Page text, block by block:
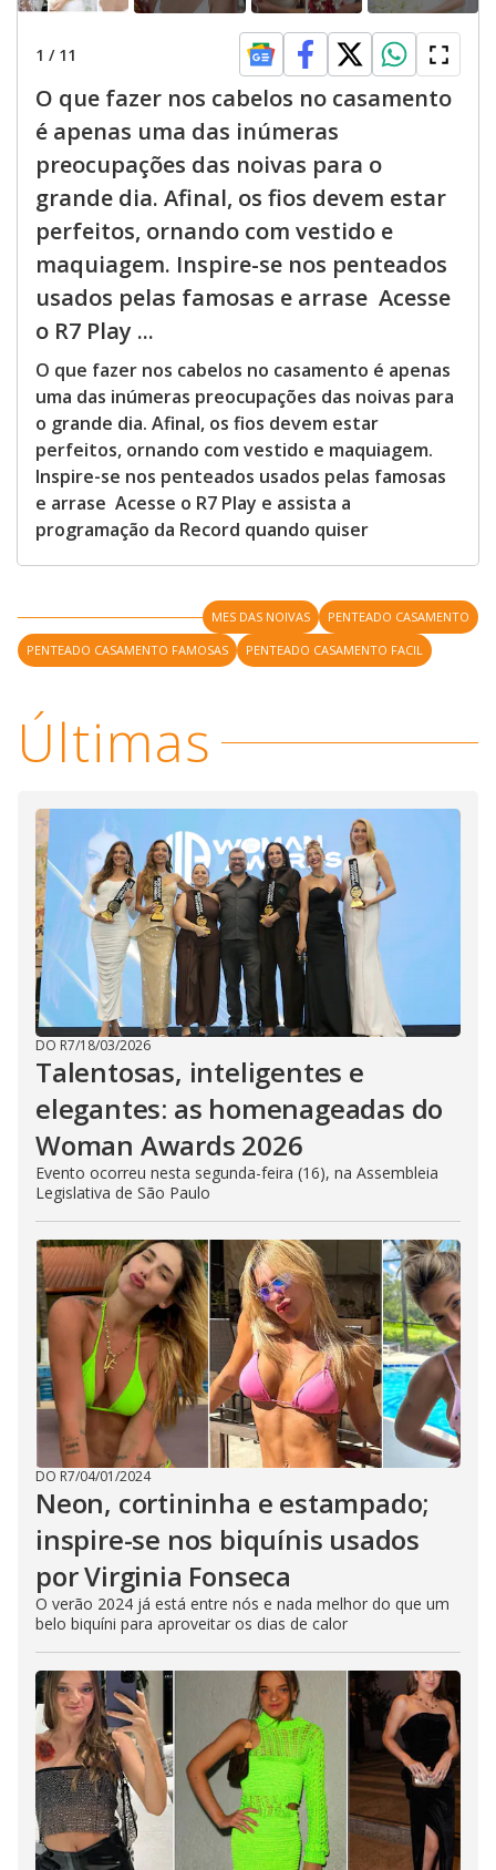
1 / 11
O que fazer nos cabelos no casamento
é apenas uma das inúmeras
preocupações das noivas para o
grande dia. Afinal, os fios devem estar
perfeitos, ornando com vestido e
maquiagem. Inspire-se nos penteados
usados pelas famosas e arrase Acesse
o R7 Play ...
O que fazer nos cabelos no casamento é apenas
uma das inúmeras preocupações das noivas para
o grande dia. Afinal, os fios devem estar
perfeitos, ornando com vestido e maquiagem.
Inspire-se nos penteados usados pelas famosas
e arrase Acesse o R7 Play e assista a
programação da Record quando quiser
MES DAS NOIVAS
PENTEADO CASAMENTO
PENTEADO CASAMENTO FAMOSAS
PENTEADO CASAMENTO FACIL
Últimas
DO R7/18/03/2026
Talentosas, inteligentes e
elegantes: as homenageadas do
Woman Awards 2026
Evento ocorreu nesta segunda-feira (16), na Assembleia
Legislativa de São Paulo
DO R7/04/01/2024
Neon, cortininha e estampado;
inspire-se nos biquínis usados
por Virginia Fonseca
O verão 2024 já está entre nós e nada melhor do que um
belo biquíni para aproveitar os dias de calor